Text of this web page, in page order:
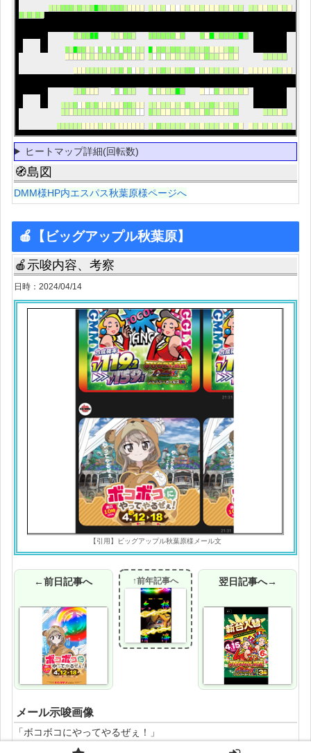
ヒートマップ詳細(回転数)
🧭島図
DMM様HP内エスパス秋葉原様ページへ
🍎【ビッグアップル秋葉原】
🍎示唆内容、考察
日時：2024/04/14
【引用】ビッグアップル秋葉原様メール文
←前日記事へ ↑前年記事へ 翌日記事へ→
メール示唆画像
「ボコボコにやってやるぜぇ！」